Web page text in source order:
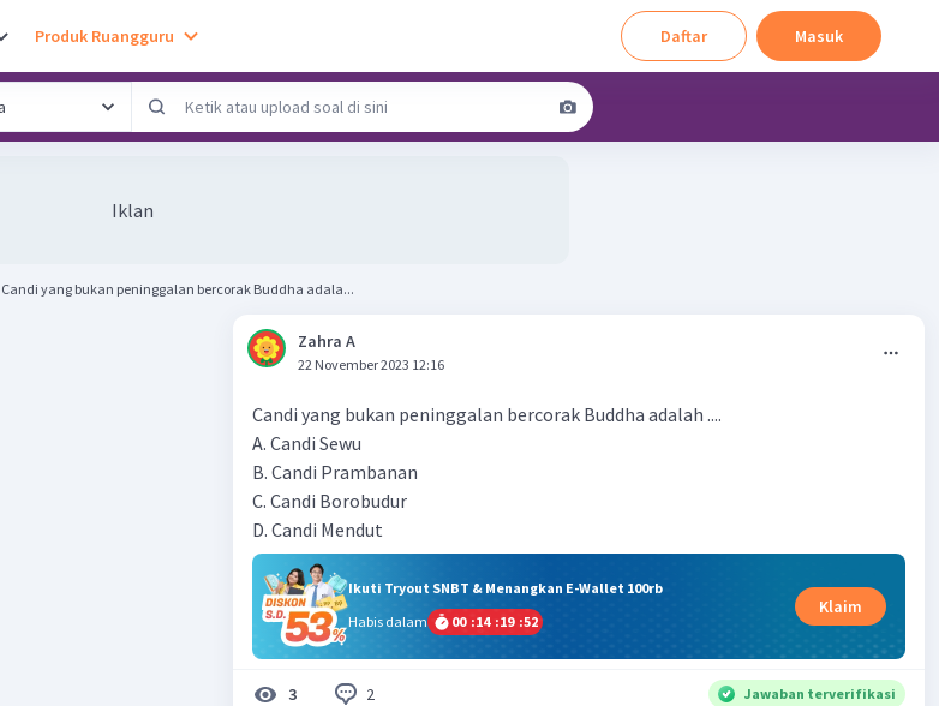
Produk Ruangguru Daftar Masuk
Iklan
Candi yang bukan peninggalan bercorak Buddha adala...
Zahra A
22 November 2023 12:16
Candi yang bukan peninggalan bercorak Buddha adalah ....
A. Candi Sewu
B. Candi Prambanan
C. Candi Borobudur
D. Candi Mendut
Ikuti Tryout SNBT & Menangkan E-Wallet 100rb
Habis dalam
00 :14 :19 :52
Klaim
3 2 Jawaban terverifikasi